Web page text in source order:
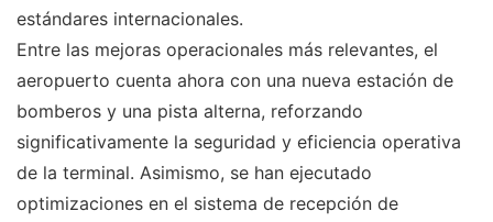
estándares internacionales.
Entre las mejoras operacionales más relevantes, el
aeropuerto cuenta ahora con una nueva estación de
bomberos y una pista alterna, reforzando
significativamente la seguridad y eficiencia operativa
de la terminal. Asimismo, se han ejecutado
optimizaciones en el sistema de recepción de